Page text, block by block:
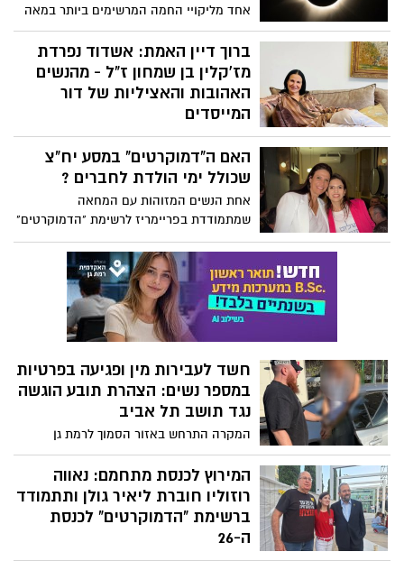
אחד מליקויי החמה המרשימים ביותר במאה
ה־21 יגיע לאורך של יותר משש דקות, כאשר
אזורים בסעודיה, בהם מכה וג'דה, יחוו
החשכה באמצע היום ותופעות אסטרונומיות
נדירות.
ברוך דיין האמת: אשדוד נפרדת
מז'קלין בן שמחון ז"ל - מהנשים
האהובות והאציליות של דור
המייסדים
ז'קלין בן שמחון ז"ל, אלמנתו של שאול בן
שמחון ז"ל, אימם של אייל, גלית ורן, הלכה
לעולמה בגיל 84. במשך עשרות שנים הייתה
מהנשים הבולטות והאהובות באשדוד, סמל
ליופי, לאצילות, לאירוח ולנתינה. הלווייתה
יקירי העיר בבית העלמין באשדוד, שם תובא
למנוחת עולמים
האם ה"דמוקרטים" במסע יח"צ
שכולל ימי הולדת לחברים ?
אחת הנשים המזוהות עם המחאה
שמתמודדת בפריימריז לרשימת "הדמוקרטים"
חגגה יום הולדת 40 שהפך למפגן כוח פוליטי
ומשפטי מרשים
חשד לעבירות מין ופגיעה בפרטיות
במספר נשים: הצהרת תובע הוגשה
נגד תושב תל אביב
המקרה התרחש באזור הסמוך לרמת גן
ומעורר עניין בקרב תושבי האזור. המשטרה
הודיעה כי בתום חקירה שניהלו חוקרי תחנת
לב תל אביב, הוגשה הצהרת תובע נגד החשוד
לקראת הגשת כתב אישום.
המירוץ לכנסת מתחמם: נאווה
רוזוליו חוברת ליאיר גולן ותתמודד
ברשימת "הדמוקרטים" לכנסת
ה-26